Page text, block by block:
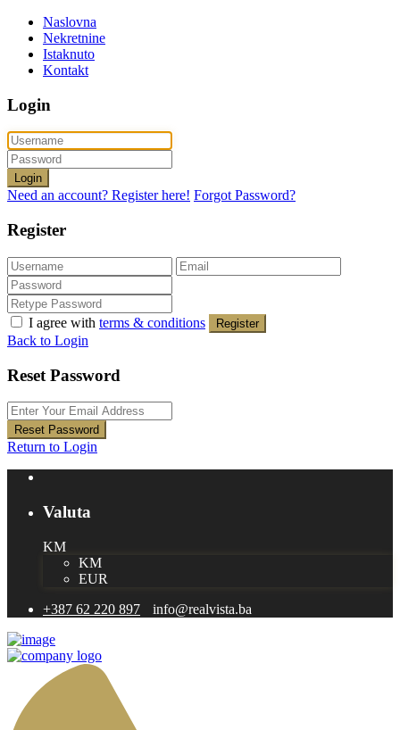
Naslovna
Nekretnine
Istaknuto
Kontakt
Login
Login
Need an account? Register here! Forgot Password?
Register
I agree with terms & conditions Register
Back to Login
Reset Password
Reset Password
Return to Login
Valuta
KM
KM
EUR
+387 62 220 897
info@realvista.ba